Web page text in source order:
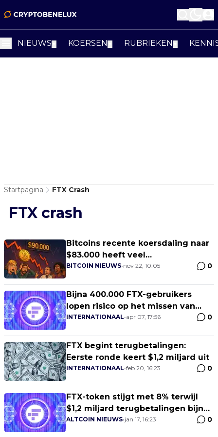
NIEUWS KOERSEN RUBRIEKEN
Startpagina FTX Crash
FTX crash
Bitcoins recente koersdaling naar
$83.000 heeft veel
overeenkomsten met eerdere
BITCOIN NIEUWS•nov 22, 10:05 0
Bijna 400.000 FTX-gebruikers
lopen risico op het missen van
uitbetalingen
INTERNATIONAAL•apr 07, 17:56 0
FTX begint terugbetalingen:
Eerste ronde keert $1,2 miljard uit
INTERNATIONAAL•feb 20, 16:23 0
FTX-token stijgt met 8% terwijl
$1,2 miljard terugbetalingen bijna
beginnen
ALTCOIN NIEUWS•jan 17, 16:23 0